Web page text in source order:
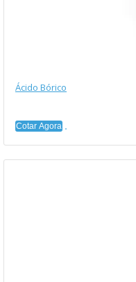
Ácido Bórico
Cotar Agora